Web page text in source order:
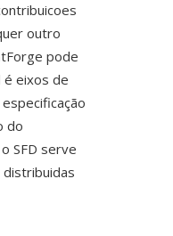
outro
pode
eixos de
do
SFD serve